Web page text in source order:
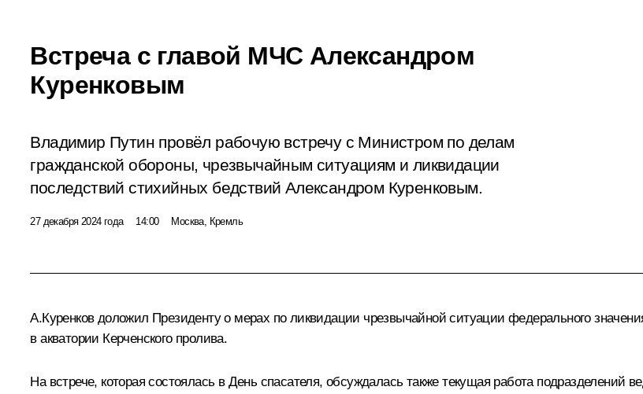
Встреча с главой МЧС Александром
Куренковым
Владимир Путин провёл рабочую встречу с Министром по делам
гражданской обороны, чрезвычайным ситуациям и ликвидации
последствий стихийных бедствий Александром Куренковым.
27 декабря 2024 года 14:00 Москва, Кремль
А.Куренковдоложил Президенту о мерах по ликвидации чрезвычайной ситуации федерального
в акватории Керченского пролива.
На встрече, которая состоялась в Деньспасателя, обсуждалась также текущая работа подразделений